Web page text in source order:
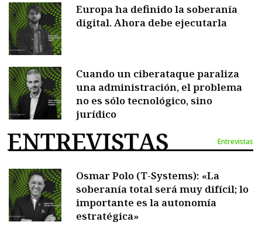
Europa ha definido la soberanía
digital. Ahora debe ejecutarla
Cuando un ciberataque paraliza
una administración, el problema
no es sólo tecnológico, sino
jurídico
ENTREVISTAS Entrevistas
Osmar Polo (T-Systems): «La
soberanía total será muy difícil; lo
importante es la autonomía
estratégica»